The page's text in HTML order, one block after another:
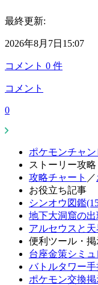
最終更新:
2026年8月7日15:07
コメント 0 件
コメント
0
ポケモンチャ
ストーリー攻略
攻略チャート ／
お役立ち記事
シンオウ図鑑
地下大洞窟の
アルセウスと
便利ツール・掲
台座金策シミ
バトルタワー
ポケモン交換掲